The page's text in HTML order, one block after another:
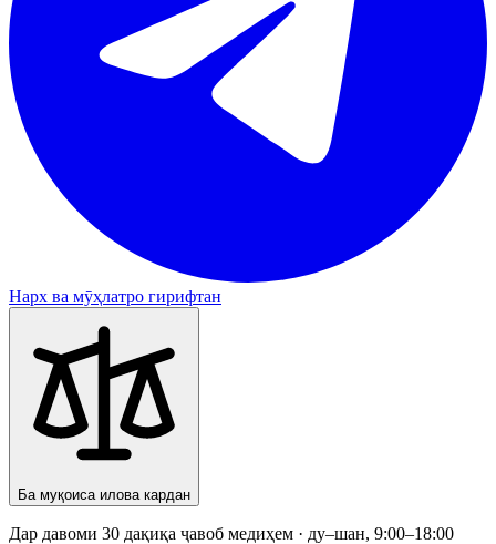
Нарх ва мӯҳлатро гирифтан
Ба муқоиса илова кардан
Дар давоми 30 дақиқа ҷавоб медиҳем · ду–шан, 9:00–18:00